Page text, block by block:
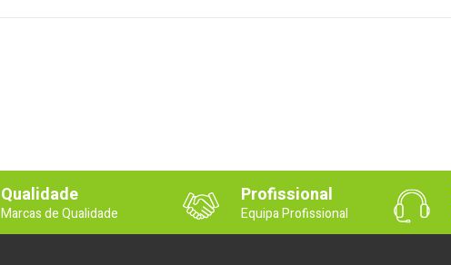
Qualidade
Marcas de Qualidade
Profissional
Equipa Profissional